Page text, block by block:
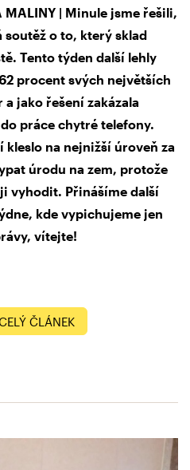
MALINY | Minule jsme řešili,
o to, který sklad
Tento týden další lehly
procent svých největších
jako řešení zakázala
práce chytré telefony.
na nejnižší úroveň za
úrodu na zem, protože
vyhodit. Přinášíme další
kde vypichujeme jen
vítejte!
ČLÁNEK